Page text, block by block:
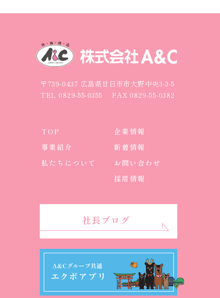
〒739-0437 広島県廿日市市大野中央3-3-5
TEL 0829-55-0355 FAX 0829-55-0382
TOP
事業紹介
私たちについて
企業情報
新着情報
お問い合わせ
採用情報
社長ブログ